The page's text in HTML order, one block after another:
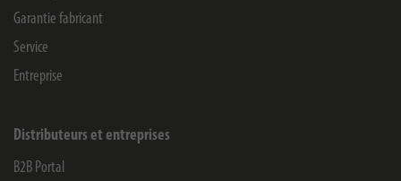
Garantie fabricant
Service
Entreprise
Distributeurs et entreprises
B2B Portal